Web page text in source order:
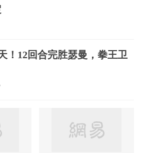
！12回合完胜瑟曼，拳王卫